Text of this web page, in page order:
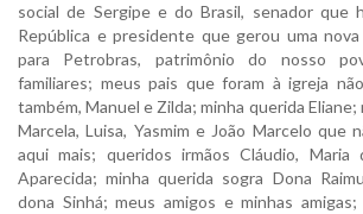
social de Sergipe e do Brasil, senador que
República e presidente que gerou uma
para Petrobras, patrimônio do nosso
familiares; meus pais que foram à igreja
também, Manuel e Zilda; minha querida
Marcela, Luisa, Yasmim e João Marcelo que
aqui mais; queridos irmãos Cláudio, Maria
Aparecida; minha querida sogra Dona
dona Sinhá; meus amigos e minhas